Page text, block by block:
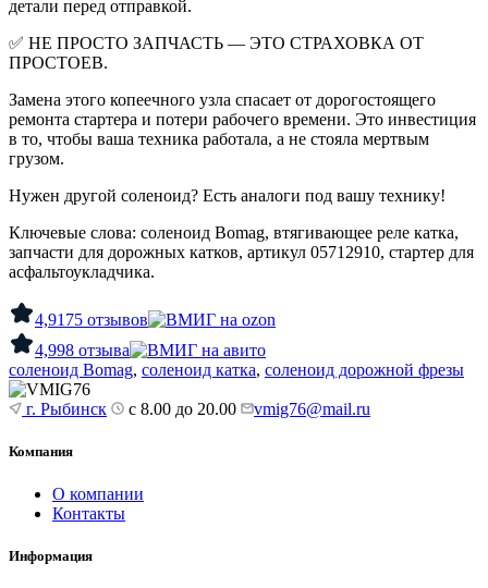
детали перед отправкой.
✅ НЕ ПРОСТО ЗАПЧАСТЬ — ЭТО СТРАХОВКА ОТ
ПРОСТОЕВ.
Замена этого копеечного узла спасает от дорогостоящего
ремонта стартера и потери рабочего времени. Это инвестиция
в то, чтобы ваша техника работала, а не стояла мертвым
грузом.
Нужен другой соленоид? Есть аналоги под вашу технику!
Ключевые слова: соленоид Bomag, втягивающее реле катка,
запчасти для дорожных катков, артикул 05712910, стартер для
асфальтоукладчика.
4,9175 отзывов
4,998 отзыва
соленоид Bomag, соленоид катка, соленоид дорожной фрезы
г. Рыбинск с 8.00 до 20.00 vmig76@mail.ru
Компания
О компании
Контакты
Информация